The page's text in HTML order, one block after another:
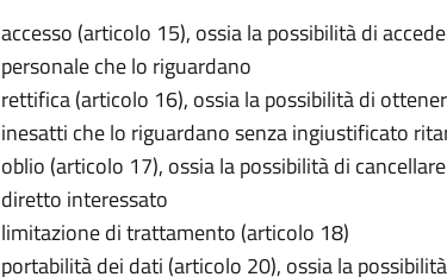
accesso (articolo 15), ossia la possibilità di
personale che lo riguardano
rettifica (articolo 16), ossia la possibilità di
inesatti che lo riguardano senza ingiustificato
oblio (articolo 17), ossia la possibilità di
diretto interessato
limitazione di trattamento (articolo 18)
portabilità dei dati (articolo 20), ossia la